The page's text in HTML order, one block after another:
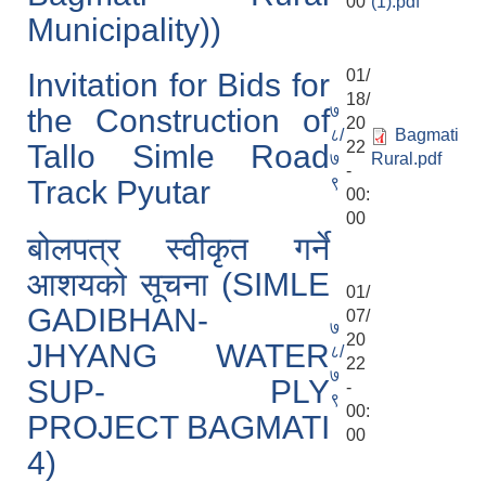
Municipality))
Invitation for Bids for
the Construction of
Tallo Simle Road
Track Pyutar
७
८/
७
९
01/
18/
20
22
-
00:
00
Bagmati
Rural.pdf
बोलपत्र स्वीकृत गर्ने
आशयको सूचना (SIMLE
GADIBHAN-
JHYANG WATER
SUP- PLY
PROJECT BAGMATI
4)
७
८/
७
९
01/
07/
20
22
-
00:
00